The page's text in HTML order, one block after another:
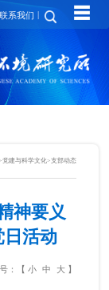
联系我们 | ☰
党建与科学文化>支部动态
神要义
日活动
：【 小 中 大】